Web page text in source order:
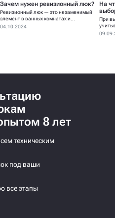
Зачем нужен ревизионный люк?
Ревизионный люк — это незаменимый
элемент в ванных комнатах и...
04.10.2024
На
При
8 лет
техническим
под ваши
все этапы